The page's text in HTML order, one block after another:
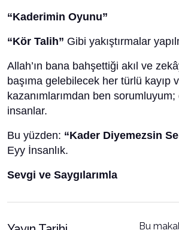
“Kaderimin Oyunu”
“Kör Talih” Gibi yakıştırmalar
Allah’ın bana bahşettiği akıl ve
başıma gelebilecek her türlü kayıp
kazanımlarımdan ben
insanlar.
Bu yüzden: “Kader Diyemezsin
Eyy İnsanlık.
Sevgi ve Saygılarımla
Bu